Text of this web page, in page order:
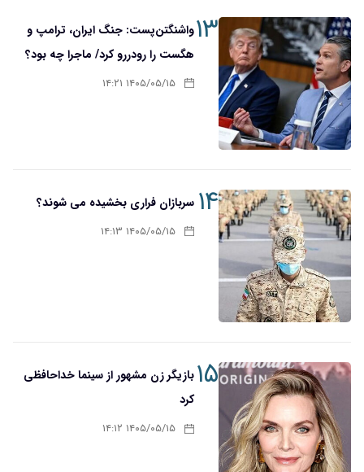
۱۳واشنگتن‌پست: جنگ ایران، ترامپ و
هگست را رودررو کرد/ ماجرا چه بود؟
۱۴۰۵/۰۵/۱۵ ۱۴:۲۱
۱۴ سربازان فراری بخشیده می شوند؟
۱۴۰۵/۰۵/۱۵ ۱۴:۱۳
۱۵بازیگر زن مشهور از سینما خداحافظی
کرد
۱۴۰۵/۰۵/۱۵ ۱۴:۱۲